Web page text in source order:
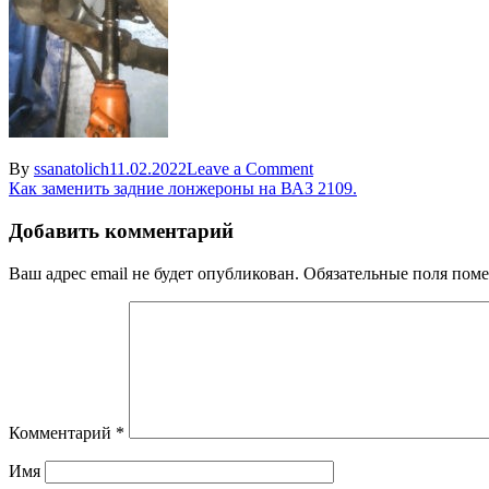
By ssanatolich11.02.2022Leave a Commenton
zamena
Навигация
по
записям
Как заменить задние лонжероны на ВАЗ 2109.
Добавить комментарий
Ваш адрес email не будет опубликован. Обязательные поля
Комментарий *
Имя